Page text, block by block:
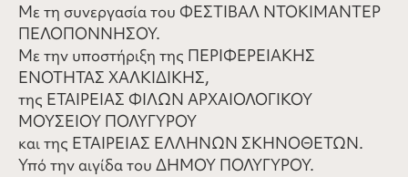
Με τη συνεργασία του ΦΕΣΤΙΒΑΛ ΝΤΟΚΙΜΑΝΤΕΡ
ΠΕΛΟΠΟΝΝΗΣΟΥ.
Με την υποστήριξη της ΠΕΡΙΦΕΡΕΙΑΚΗΣ
ΕΝΟΤΗΤΑΣ ΧΑΛΚΙΔΙΚΗΣ,
της ΕΤΑΙΡΕΙΑΣ ΦΙΛΩΝ ΑΡΧΑΙΟΛΟΓΙΚΟΥ
ΜΟΥΣΕΙΟΥ ΠΟΛΥΓΥΡΟΥ
και της ΕΤΑΙΡΕΙΑΣ ΕΛΛΗΝΩΝ ΣΚΗΝΟΘΕΤΩΝ.
Υπό την αιγίδα του ΔΗΜΟΥ ΠΟΛΥΓΥΡΟΥ.